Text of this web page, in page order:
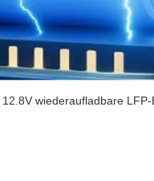
12.8V wiederaufladbare